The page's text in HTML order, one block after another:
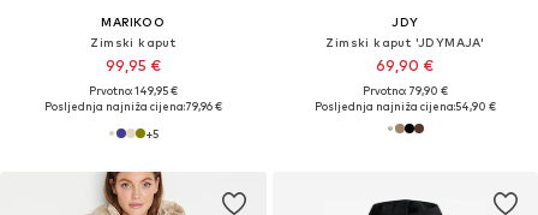
MARIKOO
Zimski kaput
99,95 €
Prvotno: 149,95 €
Posljednja najniža cijena:79,96 €
+5
JDY
Zimski kaput 'JDYMAJA'
69,90 €
Prvotno: 79,90 €
Posljednja najniža cijena:54,90 €